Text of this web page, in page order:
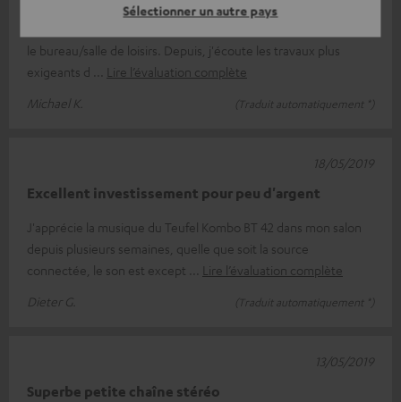
Sélectionner un autre pays
le bureau/salle de loisirs. Depuis, j'écoute les travaux plus
exigeants d
Lire l’évaluation complète
Michael K.
(Traduit automatiquement *)
Excellent investissement pour peu d'argent
J'apprécie la musique du Teufel Kombo BT 42 dans mon salon
depuis plusieurs semaines, quelle que soit la source
connectée, le son est except
Lire l’évaluation complète
Dieter G.
(Traduit automatiquement *)
18/05/2019
Superbe petite chaîne stéréo
13/05/2019